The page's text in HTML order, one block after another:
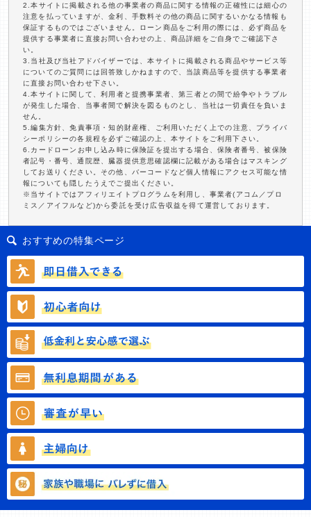
2.本サイトに掲載される他の事業者の商品に関する情報の正確性には細心の
注意を払っていますが、金利、手数料その他の商品に関するいかなる情報も
保証するものではございません。ローン商品をご利用の際には、必ず商品を
提供する事業者に直接お問い合わせの上、商品詳細をご自身でご確認下さ
い。
3.当社及び当社アドバイザーでは、本サイトに掲載される商品やサービス等
についてのご質問には回答致しかねますので、当該商品等を提供する事業者
に直接お問い合わせ下さい。
4.本サイトに関して、利用者と提携事業者、第三者との間で紛争やトラブル
が発生した場合、当事者間で解決を図るものとし、当社は一切責任を負いま
せん。
5.編集方針、免責事項・知的財産権、ご利用いただく上での注意、プライバ
シーポリシーの各規程を必ずご確認の上、本サイトをご利用下さい。
6.カードローンお申し込み時に保険証を提出する場合、保険者番号、被保険
者記号・番号、通院歴、臓器提供意思確認欄に記載がある場合はマスキング
してお送りください。その他、バーコードなど個人情報にアクセス可能な情
報についても隠したうえでご提出ください。
※当サイトではアフィリエイトプログラムを利用し、事業者(アコム／プロ
ミス／アイフルなど)から委託を受け広告収益を得て運営しております。
おすすめの特集ページ